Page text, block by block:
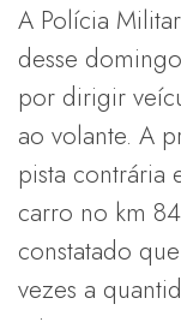
A Polícia
desse
por dirigir
ao volante. A
pista contrária
carro no km
constatado
vezes a